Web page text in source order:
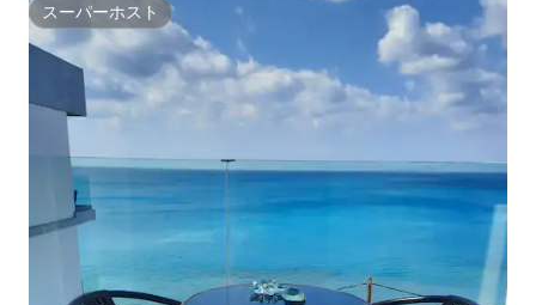
スーパーホスト
スーパーホスト